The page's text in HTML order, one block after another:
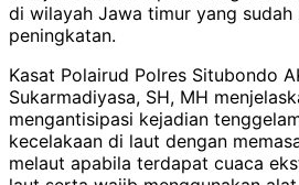
di wilayah Jawa timur yang sudah
peningkatan.
Kasat Polairud Polres Situbondo
Sukarmadiyasa, SH, MH
mengantisipasi kejadian
kecelakaan di laut dengan
melaut apabila terdapat cuaca